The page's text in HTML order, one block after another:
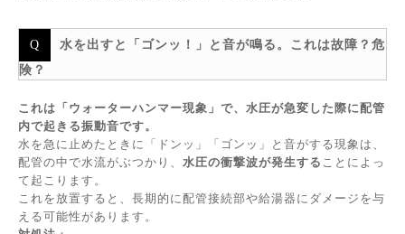
水を出すと「ゴンッ！」と音が鳴る。これは故障？危
険？
これは「ウォーターハンマー現象」で、水圧が急変した際に配管
内で起きる振動音です。
水を急に止めたときに「ドンッ」「ゴンッ」と音がする現象は、
配管の中で水流がぶつかり、 水圧の衝撃波が発生する ことによっ
て起こります。
これを放置すると、長期的に配管接続部や給湯器にダメージを与
える可能性があります。